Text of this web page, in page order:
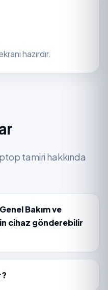
hazırdır.
tamiri hakkında
Bakım ve
cihaz gönderebilir